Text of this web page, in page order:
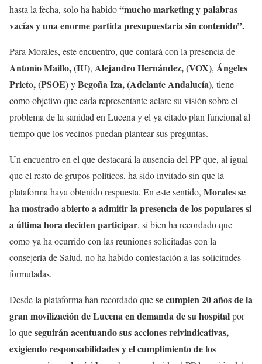
hasta la fecha, solo ha habido“mucho marketing y palabras
vacías y una enorme partida presupuestaria sin contenido”.
Para Morales, este encuentro, que contará con la presencia de
Antonio Maillo, (IU), Alejandro Hernández, (VOX), Ángeles
Prieto, (PSOE)yBegoña Iza, (Adelante Andalucía), tiene
como objetivo que cada representante aclare su visión sobre el
problema de la sanidad en Lucena y el ya citado plan funcional al
tiempo que los vecinos puedan plantear sus preguntas.
Un encuentro en el que destacará la ausencia del PP que, al igual
que el resto de grupos políticos, ha sido invitado sin que la
plataforma haya obtenido respuesta. En este sentido, Morales se
ha mostrado abierto a admitir la presencia de los populares si
a última hora deciden participar, si bien ha recordado que
como ya ha ocurrido con las reuniones solicitadas con la
consejería de Salud, no ha habido contestación a las solicitudes
formuladas.
Desde la plataforma han recordado quese cumplen 20 años de la
gran movilización de Lucena en demanda de su hospitalpor
lo queseguirán acentuando sus acciones reivindicativas,
exigiendo responsabilidades y el cumplimiento de los